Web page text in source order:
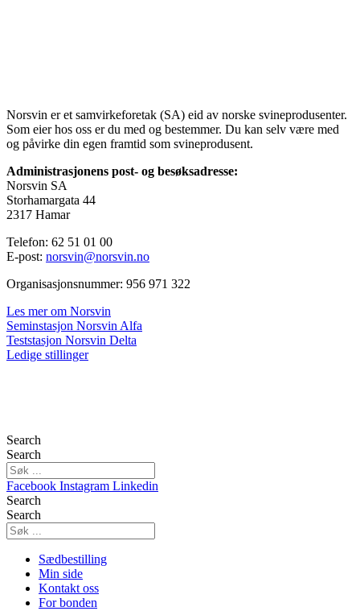
Norsvin er et samvirkeforetak (SA) eid av norske svineprodusenter.
Som eier hos oss er du med og bestemmer. Du kan selv være med
og påvirke din egen framtid som svineprodusent.
Administrasjonens post- og besøksadresse:
Norsvin SA
Storhamargata 44
2317 Hamar
Telefon: 62 51 01 00
E-post: norsvin@norsvin.no
Organisasjonsnummer: 956 971 322
Les mer om Norsvin
Seminstasjon Norsvin Alfa
Teststasjon Norsvin Delta
Ledige stillinger
Search
Search
Facebook Instagram Linkedin
Search
Search
Sædbestilling
Min side
Kontakt oss
For bonden